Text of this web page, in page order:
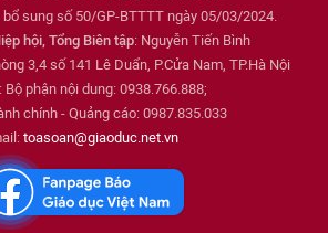
sung số 50/GP-BTTTT ngày 05/03/2024.
hội, Tổng Biên tập: Nguyễn Tiến Bình
3,4 số 141 Lê Duẩn, P.Cửa Nam, TP.Hà Nội
Bộ phận nội dung: 0938.766.888;
chính - Quảng cáo: 0987.835.033
toasoan@giaoduc.net.vn